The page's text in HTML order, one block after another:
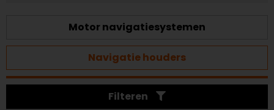
Motor navigatiesystemen
Navigatie houders
Filteren